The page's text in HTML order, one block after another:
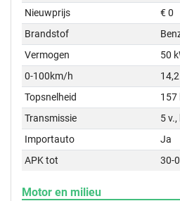
Nieuwprijs
€ 0
Brandstof
Vermogen
50
0-100km/h
Topsnelheid
157
Transmissie
5
Importauto
Ja
APK tot
30-
Motor en milieu